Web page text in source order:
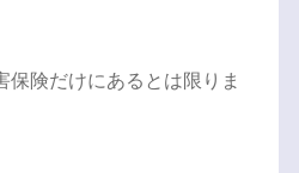
保険だけにあるとは限りま